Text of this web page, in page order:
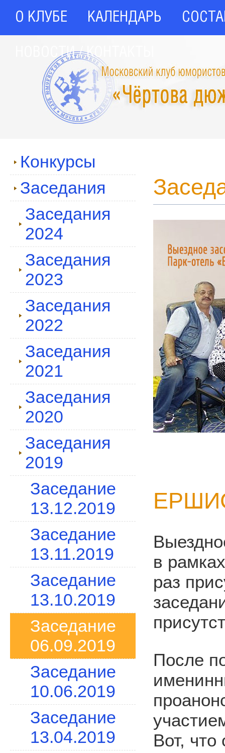
О КЛУБЕ КАЛЕНДАРЬ
НОВОСТИ / КОНТАКТЫ
Конкурсы
Заседания
Заседания
2024
Заседания
2023
Заседания
2022
Заседания
2021
Заседания
2020
Заседания
2019
Заседание
13.12.2019
Заседание
13.11.2019
Заседание
13.10.2019
Заседание
06.09.2019
Заседание
10.06.2019
Заседание
13.04.2019
в
раз
После
Вот,